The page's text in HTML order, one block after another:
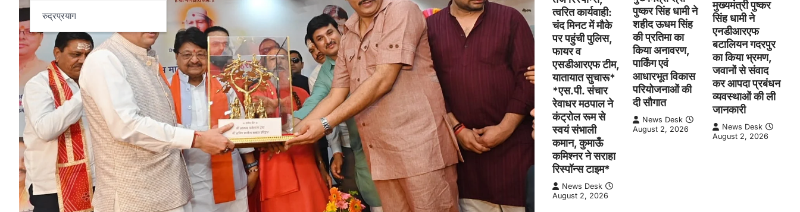
रुद्रप्रयाग
त्वरित कार्यवाही:
चंद मिनट में मौके
पर पहुंची पुलिस,
फायर व
एसडीआरएफ टीम,
यातायात सुचारू*
*एस.पी. संचार
रेवाधर मठपाल ने
कंट्रोल रूम से
स्वयं संभाली
कमान, कुमाऊँ
कमिश्नर ने सराहा
रिस्पॉन्स टाइम*
News Desk
August 2, 2026
पुष्कर सिंह धामी ने
शहीद ऊधम सिंह
की प्रतिमा का
किया अनावरण,
पार्किंग एवं
आधारभूत विकास
परियोजनाओं की
दी सौगात
News Desk
August 2, 2026
मुख्यमंत्री पुष्कर
सिंह धामी ने
एनडीआरएफ
बटालियन गदरपुर
का किया भ्रमण,
जवानों से संवाद
कर आपदा प्रबंधन
व्यवस्थाओं की ली
जानकारी
News Desk
August 2, 2026